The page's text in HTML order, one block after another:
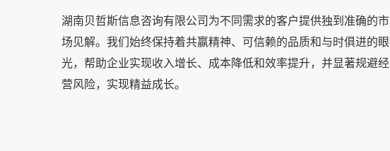
湖南贝哲斯信息咨询有限公司为不同需求的客户提供独到准确的市
场见解。我们始终保持着共赢精神、可信赖的品质和与时俱进的眼
光，帮助企业实现收入增长、成本降低和效率提升，并显著规避经
营风险，实现精益成长。